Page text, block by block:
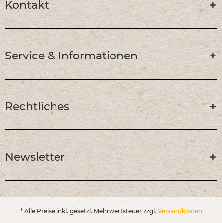
Kontakt
Service & Informationen
Rechtliches
Newsletter
* Alle Preise inkl. gesetzl. Mehrwertsteuer zzgl. Versandkosten